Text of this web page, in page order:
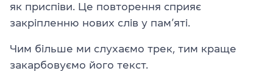
як приспіви. Це повторення сприяє
закріпленню нових слів у пам’яті.
Чим більше ми слухаємо трек, тим краще
закарбовуємо його текст.